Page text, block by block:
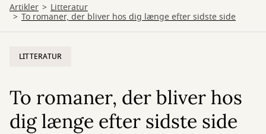
Artikler Litteratur
To romaner, der bliver hos dig længe efter sidste side
LITTERATUR
To romaner, der bliver hos
dig længe efter sidste side